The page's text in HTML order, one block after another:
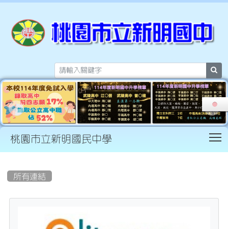
桃園市立新明國民中學
所有連結